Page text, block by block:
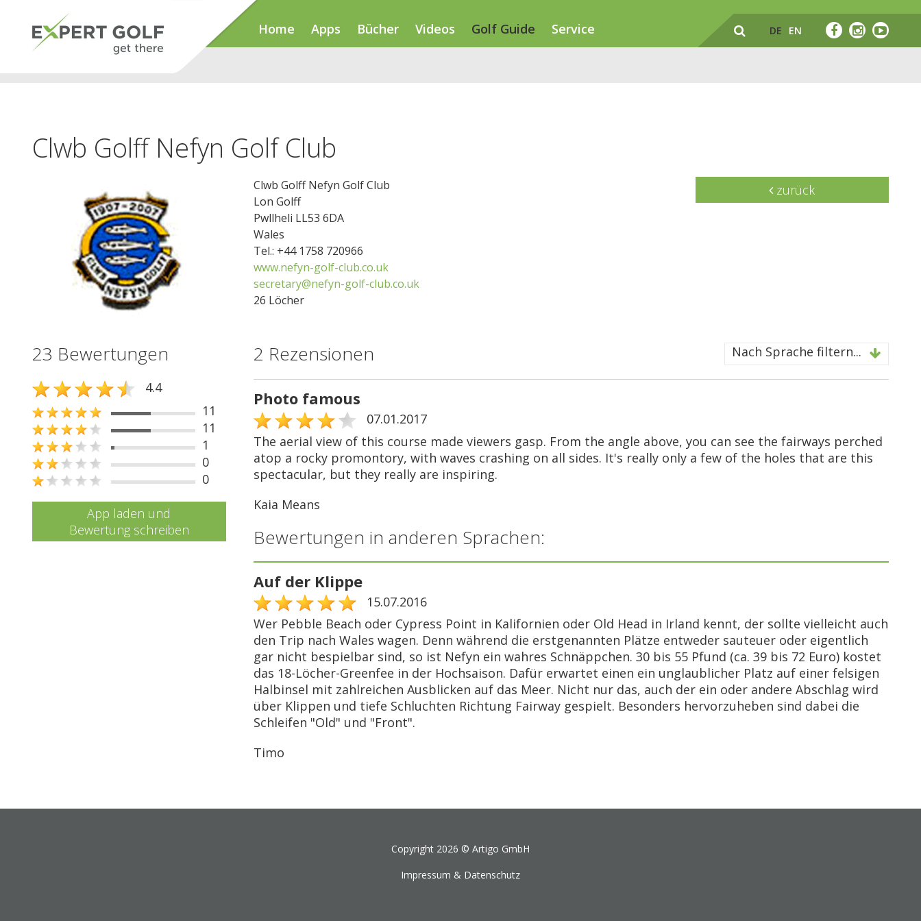
Home Apps Bücher Videos Golf Guide Service DE EN
Clwb Golff Nefyn Golf Club
Clwb Golff Nefyn Golf Club
Lon Golff
Pwllheli LL53 6DA
Wales
Tel.: +44 1758 720966
www.nefyn-golf-club.co.uk
secretary@nefyn-golf-club.co.uk
26 Löcher
zurück
23 Bewertungen
4.4
11
11
1
0
0
App laden und
Bewertung schreiben
2 Rezensionen Nach Sprache filtern...
Photo famous
07.01.2017
The aerial view of this course made viewers gasp. From the angle above, you can see the fairways perched
atop a rocky promontory, with waves crashing on all sides. It's really only a few of the holes that are this
spectacular, but they really are inspiring.
Kaia Means
Bewertungen in anderen Sprachen:
Auf der Klippe
15.07.2016
Wer Pebble Beach oder Cypress Point in Kalifornien oder Old Head in Irland kennt, der sollte vielleicht auch
den Trip nach Wales wagen. Denn während die erstgenannten Plätze entweder sauteuer oder eigentlich
gar nicht bespielbar sind, so ist Nefyn ein wahres Schnäppchen. 30 bis 55 Pfund (ca. 39 bis 72 Euro) kostet
das 18-Löcher-Greenfee in der Hochsaison. Dafür erwartet einen ein unglaublicher Platz auf einer felsigen
Halbinsel mit zahlreichen Ausblicken auf das Meer. Nicht nur das, auch der ein oder andere Abschlag wird
über Klippen und tiefe Schluchten Richtung Fairway gespielt. Besonders hervorzuheben sind dabei die
Schleifen "Old" und "Front".
Timo
Copyright 2026 © Artigo GmbH
Impressum & Datenschutz